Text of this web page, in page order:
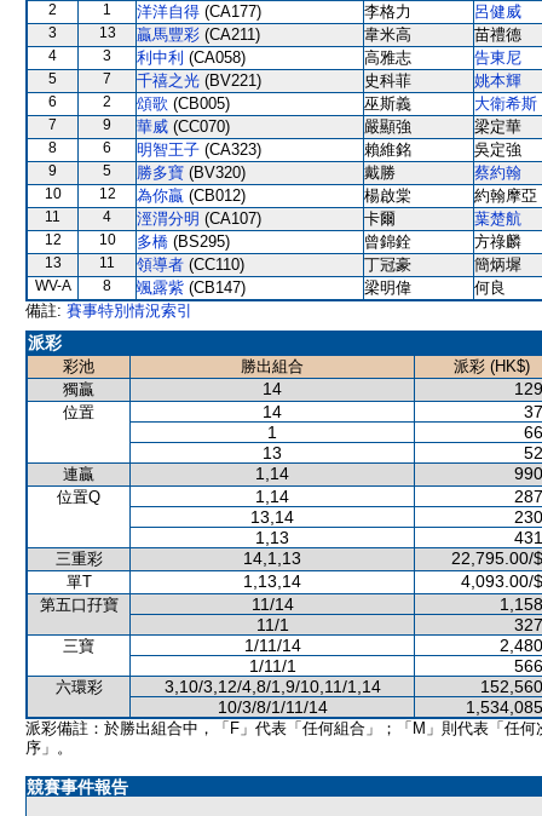
2 1 洋洋自得 (CA177) 李格力 呂健威
3 13 贏馬豐彩 (CA211) 韋米高 苗禮德
4 3 利中利 (CA058) 高雅志 告東尼
5 7 千禧之光 (BV221) 史科菲 姚本輝
6 2 頌歌 (CB005) 巫斯義 大衛希斯
7 9 華威 (CC070) 嚴顯強 梁定華
8 6 明智王子 (CA323) 賴維銘 吳定強
9 5 勝多寶 (BV320) 戴勝 蔡約翰
10 12 為你贏 (CB012) 楊啟棠 約翰摩亞
11 4 涇渭分明 (CA107) 卡爾 葉楚航
12 10 多橋 (BS295) 曾錦銓 方祿麟
13 11 領導者 (CC110) 丁冠豪 簡炳墀
WV-A 8 颯露紫 (CB147) 梁明偉
何良
備註: 賽事特別情況索引
派彩
彩池 勝出組合
派彩 (HK$)
獨贏
14
位置 14
1
13
連贏 1,14
位置Q 1,14
13,14
1,13
三重彩 14,1,13 22,795.00/
單T 1,13,14 4,093.00/
第五口孖寶 11/14
11/1
三寶 1/11/14
1/11/1
六環彩 3,10/3,12/4,8/1,9/10,11/1,14
10/3/8/1/11/14
派彩備註：於勝出組合中，「F」代表「任何組合」；「M」則代表「任何
序」。
競賽事件報告